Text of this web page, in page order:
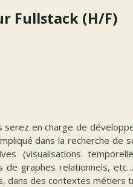
Fullstack (H/F)
en charge de
dans la recherche de
(visualisations
de graphes relationnels,
dans des contextes métiers